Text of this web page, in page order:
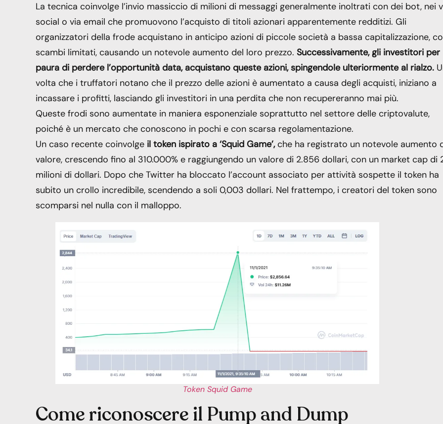
La tecnica coinvolge l’invio massiccio di milioni di messaggi generalmente inoltrati con dei bot, nei
social o via email che promuovono l’acquisto di titoli azionari apparentemente redditizi. Gli
organizzatori della frode acquistano in anticipo azioni di piccole società a bassa capitalizzazione,
scambi limitati, causando un notevole aumento del loro prezzo. Successivamente, gli investitori per
paura di perdere l’opportunità data, acquistano queste azioni, spingendole ulteriormente al rialzo.
volta che i truffatori notano che il prezzo delle azioni è aumentato a causa degli acquisti, iniziano a
incassare i profitti, lasciando gli investitori in una perdita che non recupereranno mai più.
Queste frodi sono aumentate in maniera esponenziale soprattutto nel settore delle criptovalute,
poiché è un mercato che conoscono in pochi e con scarsa regolamentazione.
Un caso recente coinvolge il token ispirato a ‘Squid Game’,che ha registrato un notevole aumento
valore, crescendo fino al 310.000% e raggiungendo un valore di 2.856 dollari, con un market cap di
milioni di dollari. Dopo che Twitter ha bloccato l’account associato per attività sospette il token ha
subito un crollo incredibile, scendendo a soli 0,003 dollari. Nel frattempo, i creatori del token sono
scomparsi nel nulla con il malloppo.
Token Squid Game
Come riconoscere il Pump and Dump